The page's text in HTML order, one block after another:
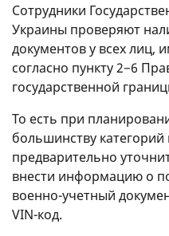
Сотрудники
Украины проверяют
документов у всех лиц,
согласно пункту 2−6
государственной
То есть при
большинству
предварительно
внести информацию о
военно-учетный
VIN-код.